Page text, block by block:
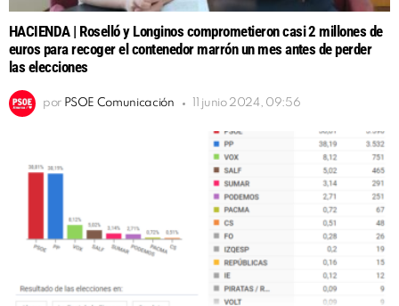
HACIENDA | Roselló y Longinos comprometieron casi 2 millones de
euros para recoger el contenedor marrón un mes antes de perder
las elecciones
por PSOE Comunicación 11 junio 2024, 09:56